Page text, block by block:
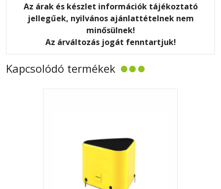
Az árak és készlet információk tájékoztató
jellegűek, nyilvános ajánlattételnek nem
minősülnek!
Az árváltozás jogát fenntartjuk!
Kapcsolódó termékek